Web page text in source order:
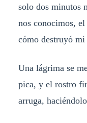
solo dos minutos
nos conocimos,
cómo destruyó mi
Una lágrima se
pica, y el rostro
arruga,